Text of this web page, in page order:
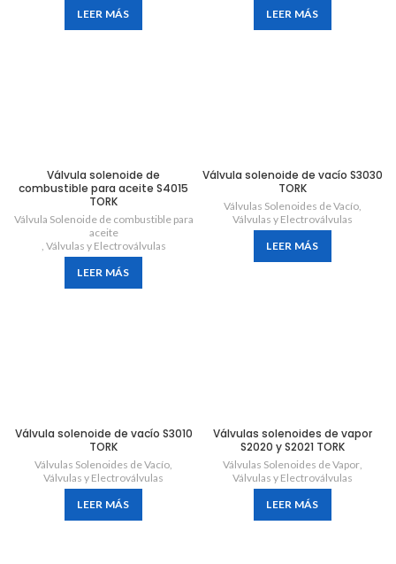
LEER MÁS
LEER MÁS
Válvula solenoide de
combustible para aceite S4015
TORK
Válvula Solenoide de combustible para
aceite
, Válvulas y Electroválvulas
LEER MÁS
Válvula solenoide de vacío S3030
TORK
Válvulas Solenoides de Vacío,
Válvulas y Electroválvulas
LEER MÁS
Válvula solenoide de vacío S3010
TORK
Válvulas Solenoides de Vacío,
Válvulas y Electroválvulas
LEER MÁS
Válvulas solenoides de vapor
S2020 y S2021 TORK
Válvulas Solenoides de Vapor,
Válvulas y Electroválvulas
LEER MÁS